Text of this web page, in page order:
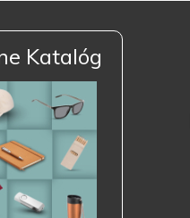
Katalóg